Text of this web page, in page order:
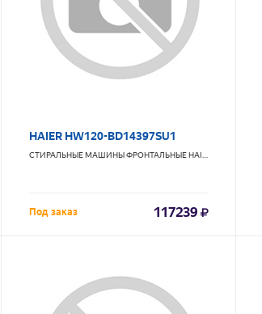
HAIER HW120-BD14397SU1
СТИРАЛЬНЫЕ МАШИНЫ ФРОНТАЛЬНЫЕHAIER
Под заказ 117239